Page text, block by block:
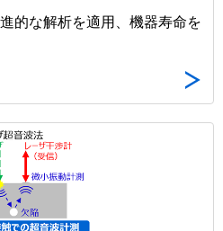
的な解析を適用、機器寿命を